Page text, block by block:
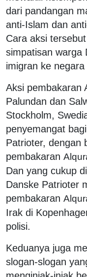
dari pandangan
anti-Islam dan
Cara aksi
simpatisan warga
imigran ke negara
Aksi pembakaran
Palundan dan
Stockholm,
penyemangat
Patrioter, dengan
pembakaran Alq
Dan yang cukup
Danske Patrioter
pembakaran Alq
Irak di
polisi.
Keduanya juga
slogan-slogan